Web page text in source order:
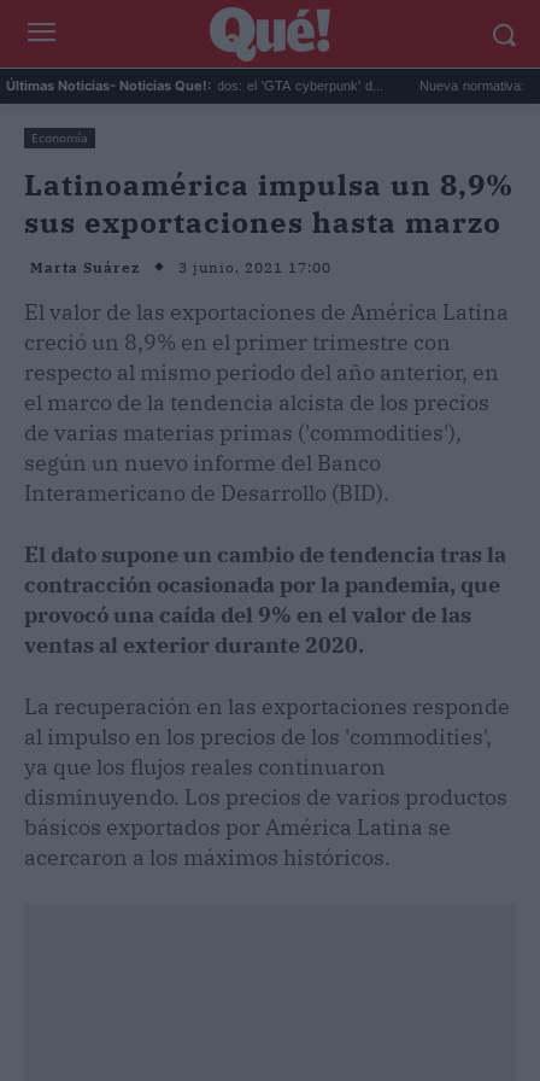
Últimas Noticias- Noticias Que!:
Last Sentinel sufre despidos: el 'GTA cyberpunk' d... Nueva normativa: multas
Economía
Latinoamérica impulsa un 8,9%
sus exportaciones hasta marzo
Marta Suárez 3 junio, 2021 17:00
El valor de las exportaciones de América Latina
creció un 8,9% en el primer trimestre con
respecto al mismo periodo del año anterior, en
el marco de la tendencia alcista de los precios
de varias materias primas ('commodities'),
según un nuevo informe del Banco
Interamericano de Desarrollo (BID).
El dato supone un cambio de tendencia tras la
contracción ocasionada por la pandemia, que
provocó una caída del 9% en el valor de las
ventas al exterior durante 2020.
La recuperación en las exportaciones responde
al impulso en los precios de los 'commodities',
ya que los flujos reales continuaron
disminuyendo. Los precios de varios productos
básicos exportados por América Latina se
acercaron a los máximos históricos.